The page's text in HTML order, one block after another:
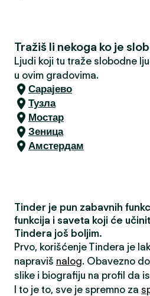
Tražiš li nekoga ko je
Ljudi koji tu traže slobodne
u ovim gradovima.
Сарајево
Тузла
Мостар
Зеница
Амстердам
Tinder je pun zabavnih
funkcija i saveta koji će
Tindera još boljim.
Prvo, korišćenje Tindera je
napraviš nalog. Obavezno
slike i biografiju na profil da
I to je to, sve je spremno za